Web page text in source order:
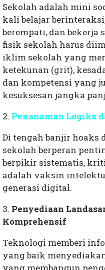
Sekolah adalah mini
kali belajar
berempati, dan bekerja
fisik sekolah harus
iklim sekolah yang
ketekunan (grit),
dan kompetensi yang
kesuksesan jangka
2. Penanaman Logika
Di tengah banjir hoaks
sekolah berperan
berpikir sistematis,
adalah vaksin
generasi digital.
3. Penyediaan
Komprehensif
Teknologi memberi
yang baik
yang membangun